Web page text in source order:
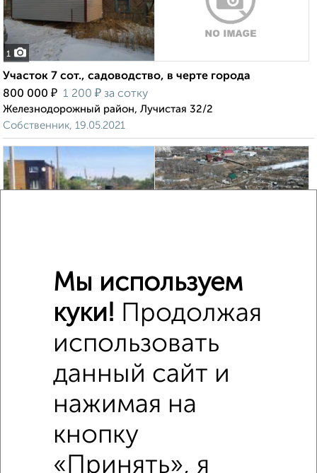
1
Участок 7 сот., садоводство, в черте города
800 000 ₽ 1 200 ₽ за сотку
Железнодорожный район, Лучистая 32/2
Собственник, 19.05.2021
Участок 8 сот., ИЖС, в черте города
₽ 1 000 ₽за сотку
Железнодорожный район, мкр. Овощесовхоз,
Краснодарская 4Б
Агентство, 16.04.2021
Мы используем
куки! Продолжая
использовать
данный сайт и
нажимая на
кнопку
«Принять», я